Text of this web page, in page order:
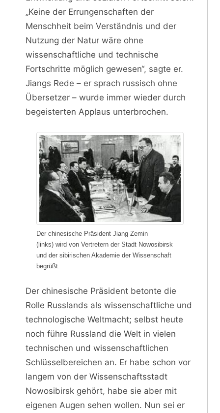
„Keine der Errungenschaften der
Menschheit beim Verständnis und der
Nutzung der Natur wäre ohne
wissenschaftliche und technische
Fortschritte möglich gewesen“, sagte er.
Jiangs Rede – er sprach russisch ohne
Übersetzer – wurde immer wieder durch
begeisterten Applaus unterbrochen.
Der chinesische Präsident Jiang Zemin
(links) wird von Vertretern der Stadt Nowosibirsk
und der sibirischen Akademie der Wissenschaft
begrüßt.
Der chinesische Präsident betonte die
Rolle Russlands als wissenschaftliche und
technologische Weltmacht; selbst heute
noch führe Russland die Welt in vielen
technischen und wissenschaftlichen
Schlüsselbereichen an. Er habe schon vor
langem von der Wissenschaftsstadt
Nowosibirsk gehört, habe sie aber mit
eigenen Augen sehen wollen. Nun sei er